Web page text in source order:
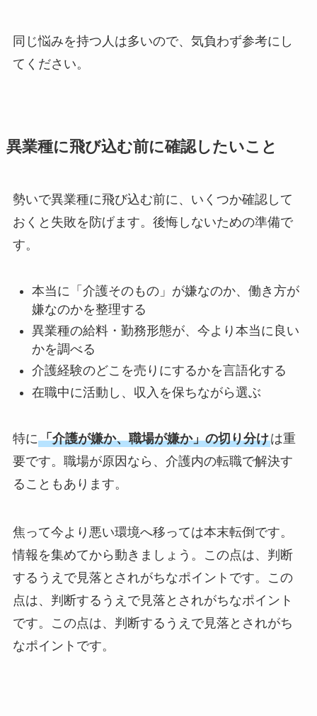
同じ悩みを持つ人は多いので、気負わず参考にし
てください。
異業種に飛び込む前に確認したいこと
勢いで異業種に飛び込む前に、いくつか確認して
おくと失敗を防げます。後悔しないための準備で
す。
本当に「介護そのもの」が嫌なのか、働き方が
嫌なのかを整理する
異業種の給料・勤務形態が、今より本当に良い
かを調べる
介護経験のどこを売りにするかを言語化する
在職中に活動し、収入を保ちながら選ぶ
特に「介護が嫌か、職場が嫌か」の切り分けは重
要です。職場が原因なら、介護内の転職で解決す
ることもあります。
焦って今より悪い環境へ移っては本末転倒です。
情報を集めてから動きましょう。この点は、判断
するうえで見落とされがちなポイントです。この
点は、判断するうえで見落とされがちなポイント
です。この点は、判断するうえで見落とされがち
なポイントです。